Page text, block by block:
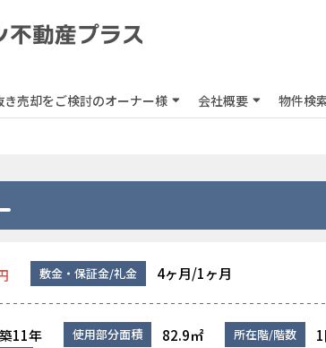
き売却をご検討のオーナー様 会社概要 物件検
敷金・保証金/礼金 4ヶ月/1ヶ月
築11年 使用部分面積 82.9㎡ 所在階/階数